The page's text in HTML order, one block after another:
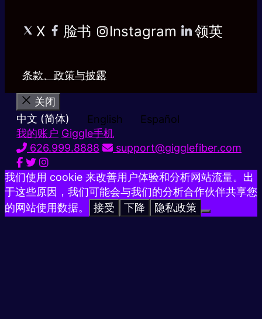
X 脸书 Instagram 领英
条款、政策与披露
关闭
中文 (简体)
English
Español
我的账户 Giggle手机
626.999.8888
support@gigglefiber.com
我们使用 cookie 来改善用户体验和分析网站流量。出
于这些原因，我们可能会与我们的分析合作伙伴共享您
的网站使用数据。
接受 下降 隐私政策